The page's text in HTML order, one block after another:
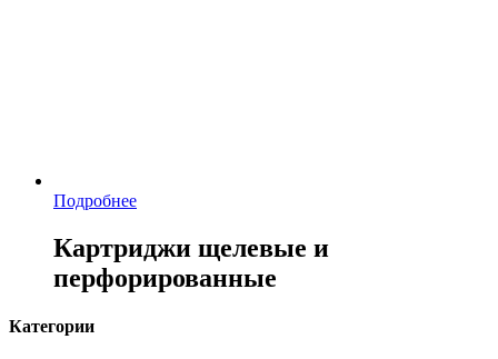
Подробнее
Картриджи щелевые и
перфорированные
Категории